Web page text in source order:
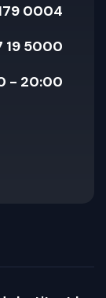
0004
19 5000
- 20:00